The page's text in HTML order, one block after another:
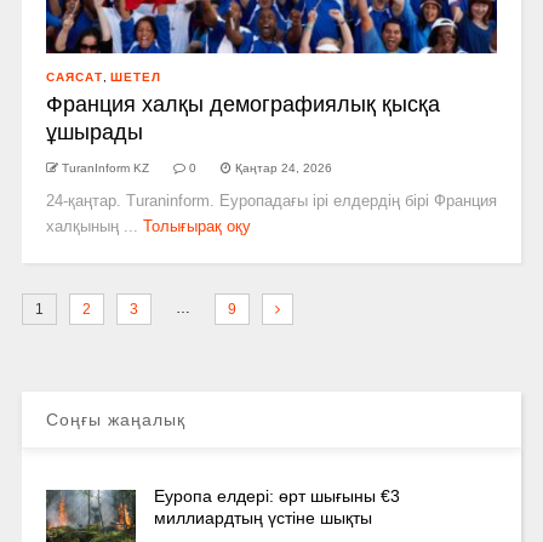
САЯСАТ ШЕТЕЛ
Франция халқы демографиялық қысқа
ұшырады
TuranInform KZ 0 Қаңтар 24, 2026
24-қаңтар. Turaninform. Еуропадағы ірі елдердің бірі Франция
халқының ...
Толығырақ оқу
1 2 3 9
Соңғы жаңалық
Еуропа елдері: өрт шығыны €3
миллиардтың үстіне шықты